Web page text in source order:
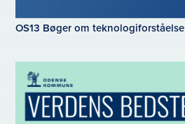
OS13 Bøger om teknologiforståelse